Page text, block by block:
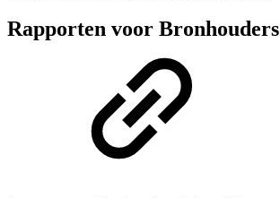
Rapporten voor Bronhouders